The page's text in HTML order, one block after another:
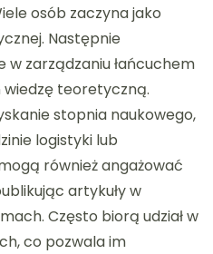
osób zaczyna jako
Następnie
w zarządzaniu łańcuchem
teoretyczną.
stopnia naukowego,
logistyki lub
również angażować
artykuły w
Często biorą udział w
co pozwala im